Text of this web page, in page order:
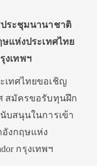
ระชุมนานาชาติ
แห่งประเทศไทย
งเทพฯ
เทศไทยขอเชิญ
สมัครขอรับทุนฝึก
บสนุนในการเข้า
งกฤษแห่ง
กรุงเทพฯ